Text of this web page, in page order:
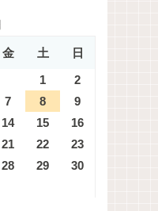
金 土
日
1
2
7 8
9
14 15
16
21 22
23
28 29
30